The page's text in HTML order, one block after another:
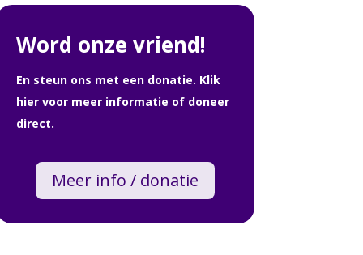
Word onze vriend!
En steun ons met een donatie. Klik
hier voor meer informatie of doneer
direct.
Meer info / donatie